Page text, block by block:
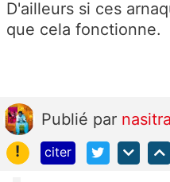
D'ailleurs si ces
que cela fonctionne.
Publié par nasitra
!
citer